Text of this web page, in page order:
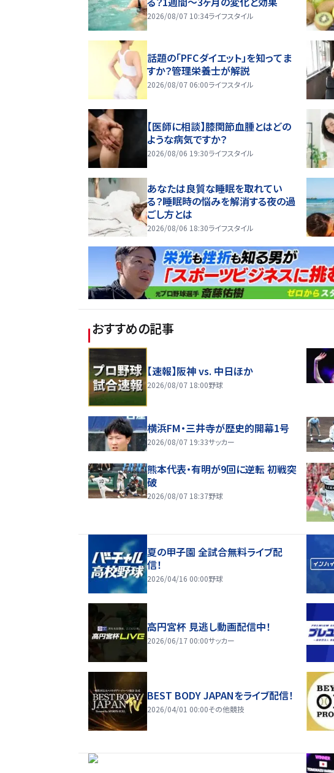
2026/08/07 10:34ライフスタイル
話題の「PFCダイエット」を知ってま
すか？管理栄養士が解説
2026/08/07 06:00ライフスタイル
【医師に相談】膝関節血腫とはどの
ような病気ですか？
2026/08/06 19:30ライフスタイル
あなたは良質な睡眠を取れてい
る？睡眠時の悩みを解消する夜の過
ごし方とは
2026/08/06 18:30ライフスタイル
おすすめの記事
【速報】阪神 vs. 中日ほか
2026/08/07 18:00野球
横浜FM・三井寺が歴史的開幕1号
2026/08/07 19:33サッカー
熊本代表・有明が9回に逆転 初戦突
破
2026/08/07 18:37野球
夏の甲子園 全試合無料ライブ配
信！
2026/04/16 00:00野球
高円宮杯 見逃し動画配信中！
2026/06/17 00:00サッカー
BEST BODY JAPANをライブ配信！
2026/04/01 00:00その他競技